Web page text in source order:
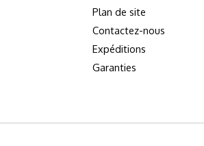
Plan de site
Contactez-nous
Expéditions
Garanties